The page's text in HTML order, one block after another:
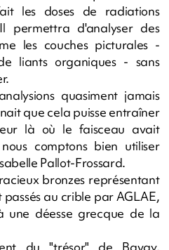
les doses de radiations
permettra d'analyser des
les couches picturales -
liants organiques - sans
quasiment jamais
que cela puisse entraîner
là où le faisceau avait
comptons bien utiliser
Pallot-Frossard.
bronzes représentant
au crible par AGLAE,
une déesse grecque de la